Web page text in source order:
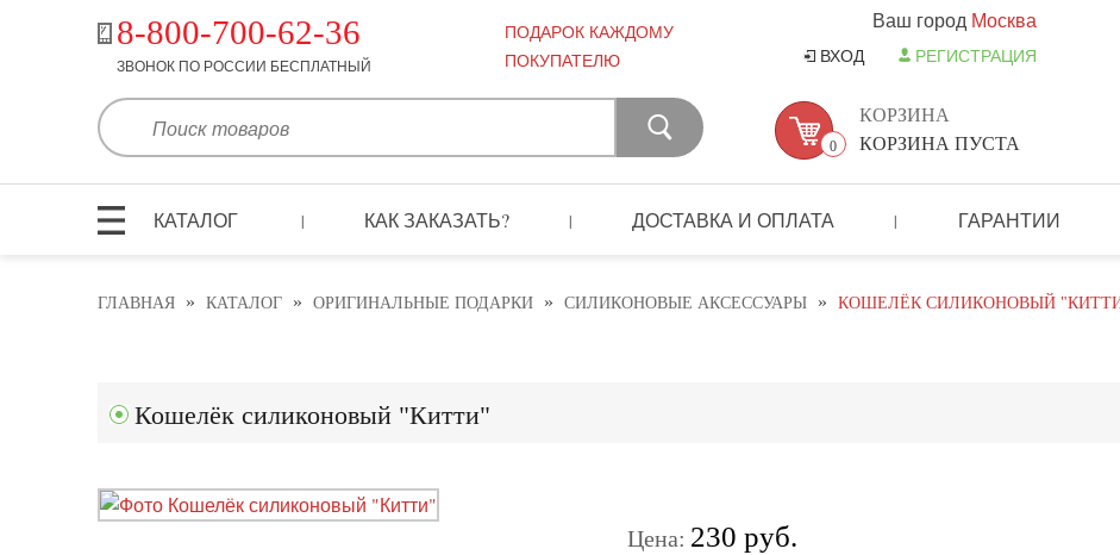
8-800-700-62-36
ЗВОНОК ПО РОССИИ БЕСПЛАТНЫЙ
ПОДАРОК КАЖДОМУ
ПОКУПАТЕЛЮ
Ваш город Москва
ВХОД РЕГИСТРАЦИЯ
0
КОРЗИНА
КОРЗИНА ПУСТА
КАТАЛОГ | КАК ЗАКАЗАТЬ? | ДОСТАВКА И ОПЛАТА | ГАРАНТИИ
ГЛАВНАЯ » КАТАЛОГ » ОРИГИНАЛЬНЫЕ ПОДАРКИ » СИЛИКОНОВЫЕ АКСЕССУАРЫ » КОШЕЛЁК СИЛИКОНОВЫЙ
Кошелёк силиконовый "Китти"
Цена: 230 руб.